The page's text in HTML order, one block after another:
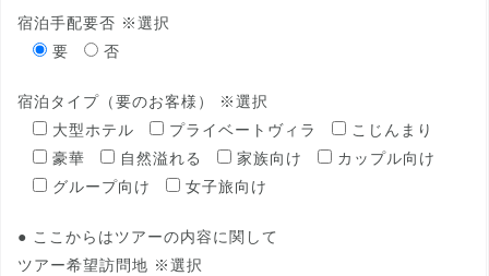
宿泊手配要否 ※選択
要
否
宿泊タイプ（要のお客様） ※選択
大型ホテル
プライベートヴィラ
こじんまり
豪華
自然溢れる 家族向け
カップル向け
グループ向け
女子旅向け
● ここからはツアーの内容に関して
ツアー希望訪問地 ※選択